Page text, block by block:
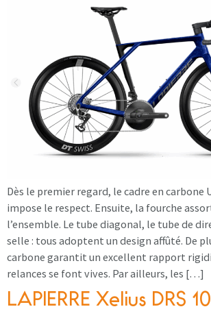
Dès le premier regard, le cadre en carbone
impose le respect. Ensuite, la fourche
l’ensemble. Le tube diagonal, le tube de
selle : tous adoptent un design affûté. De
carbone garantit un excellent rapport
relances se font vives. Par ailleurs, les […]
LAPIERRE Xelius DRS